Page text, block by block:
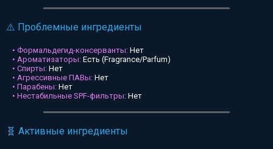
⚠️ Проблемные ингредиенты
• Формальдегид-консерванты: Нет
• Ароматизаторы: Есть (Fragrance/Parfum)
• Спирты: Нет
• Агрессивные ПАВы: Нет
• Парабены: Нет
• Нестабильные SPF-фильтры: Нет
🧬 Активные ингредиенты